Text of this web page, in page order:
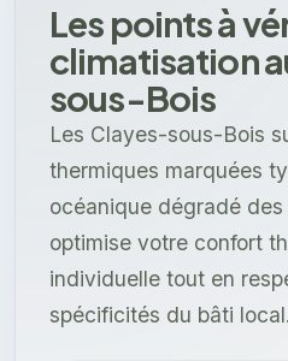
Les points à
climatisation
sous-Bois
Les Clayes-sous-Bois
thermiques marquées
océanique dégradé
optimise votre confort
individuelle tout en
spécificités du bâti local.